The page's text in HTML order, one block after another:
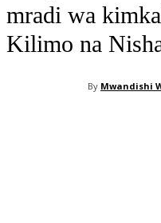
mradi wa
Kilimo na
By Mwandishi